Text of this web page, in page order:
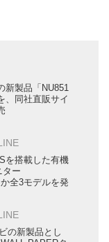
新製品「NU851
、同社直販サイ
を搭載した有機
ター
全3モデルを発
の新製品とし